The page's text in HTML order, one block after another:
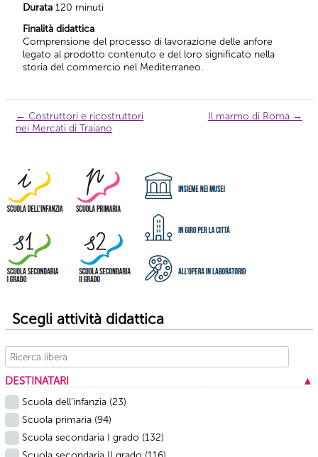
Durata 120 minuti
Finalità didattica
Comprensione del processo di lavorazione delle anfore
legato al prodotto contenuto e del loro significato nella
storia del commercio nel Mediterraneo.
Navigazione
← Costruttori e ricostruttori
nei Mercati di Traiano
Il marmo di Roma →
Scegli attività didattica
DESTINATARI ▲
Scuola dell’infanzia (23)
Scuola primaria (94)
Scuola secondaria I grado (132)